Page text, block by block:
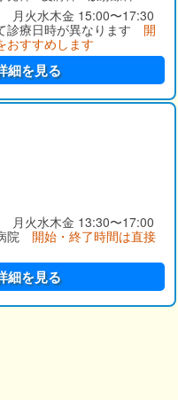
月火水木金 15:00〜17:30
療日時が異なります 開
おすすめします
細を見る
月火水木金 13:30〜17:00
院 開始・終了時間は直接
細を見る